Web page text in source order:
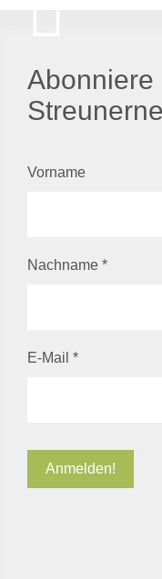
Abonniere
Vorname
Nachname *
E-Mail *